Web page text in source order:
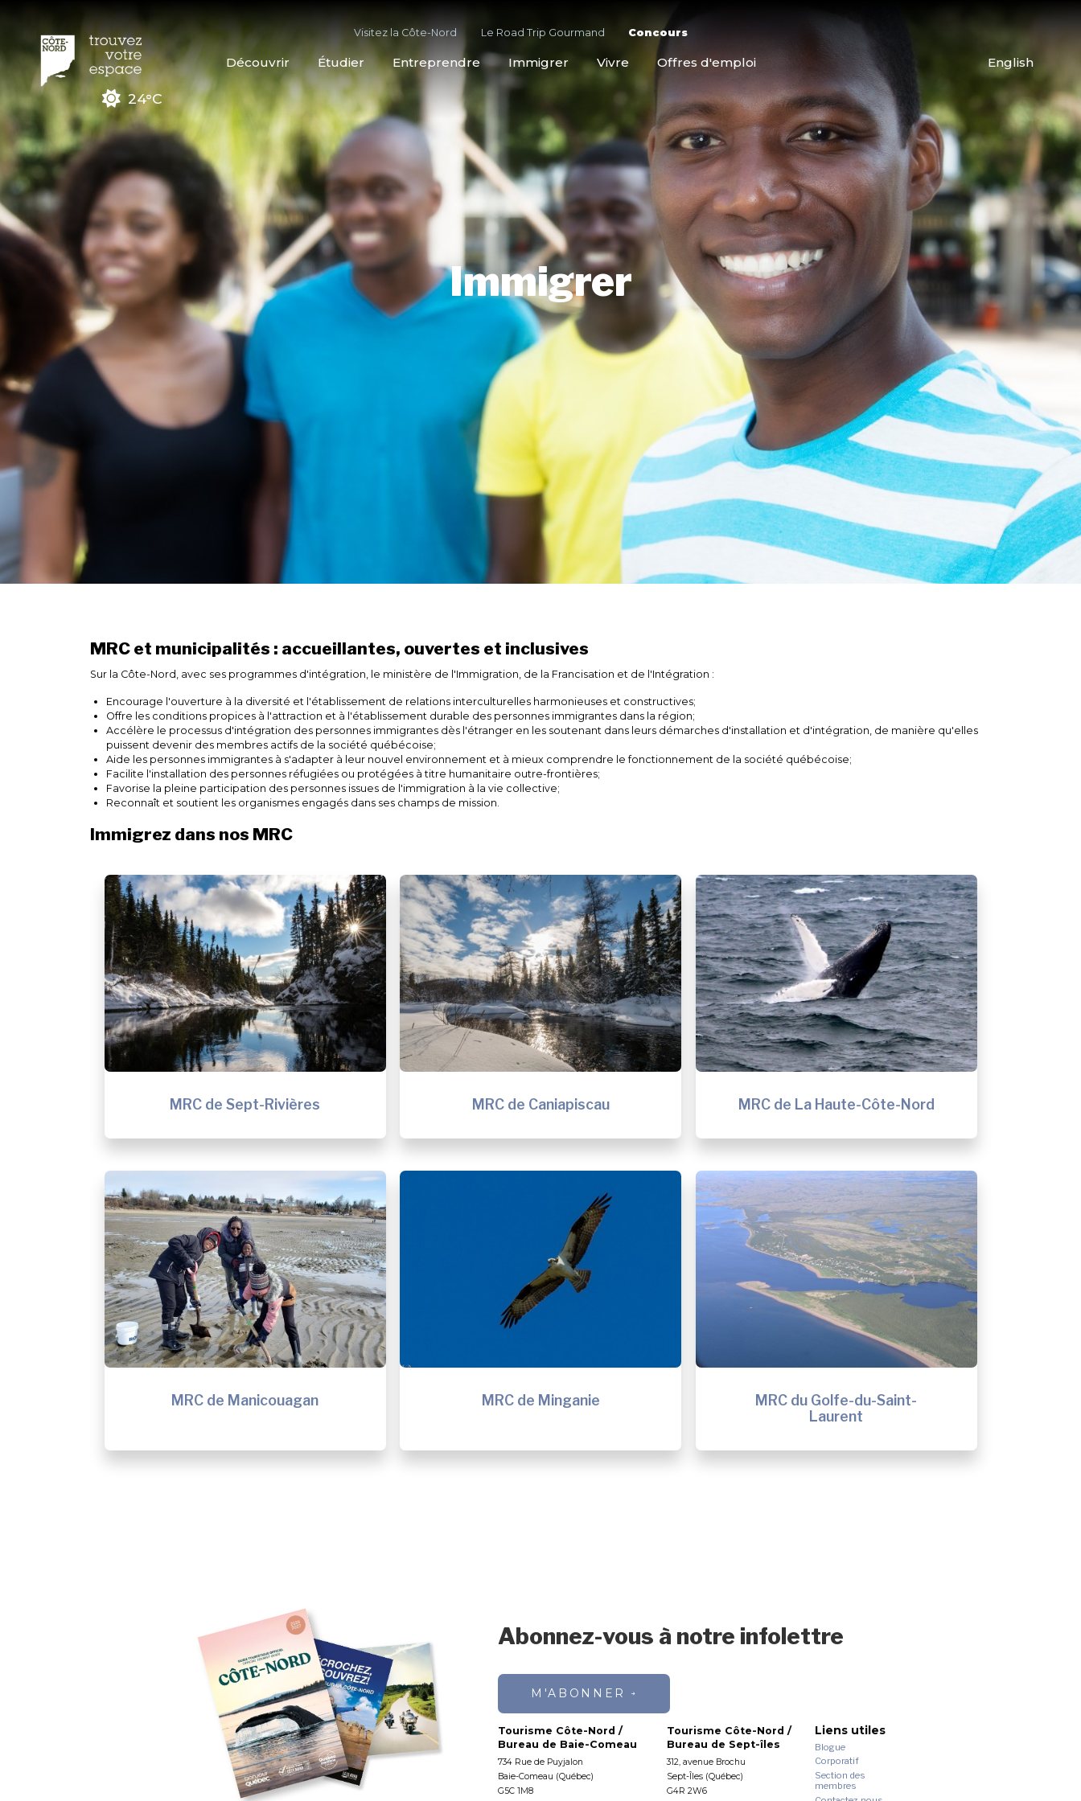
24°C
Visitez la Côte-Nord Le Road Trip Gourmand Concours
Découvrir Étudier Entreprendre Immigrer Vivre Offres d'emploi English
Immigrer
MRC et municipalités : accueillantes, ouvertes et inclusives
Sur la Côte-Nord, avec ses programmes d'intégration, le ministère de l'Immigration, de la Francisation et de l'Intégration :
Encourage l'ouverture à la diversité et l'établissement de relations interculturelles harmonieuses et constructives;
Offre les conditions propices à l'attraction et à l'établissement durable des personnes immigrantes dans la région;
Accélère le processus d'intégration des personnes immigrantes dès l'étranger en les soutenant dans leurs démarches d'installation et d'intégration, de manière qu'elles
puissent devenir des membres actifs de la société québécoise;
Aide les personnes immigrantes à s'adapter à leur nouvel environnement et à mieux comprendre le fonctionnement de la société québécoise;
Facilite l'installation des personnes réfugiées ou protégées à titre humanitaire outre-frontières;
Favorise la pleine participation des personnes issues de l'immigration à la vie collective;
Reconnaît et soutient les organismes engagés dans ses champs de mission.
Immigrez dans nos MRC
MRC de Sept-Rivières MRC de Caniapiscau MRC de La Haute-Côte-Nord
MRC de Manicouagan MRC de Minganie
MRC du Golfe-du-Saint-
Laurent
Abonnez-vous à notre infolettre
M'ABONNER
Tourisme Côte-Nord /
Bureau de Baie-Comeau
734 Rue de Puyjalon
Baie-Comeau (Québec)
G5C 1M8
Tourisme Côte-Nord /
Bureau de Sept-îles
312, avenue Brochu
Sept-Îles (Québec)
G4R 2W6
Liens utiles
Blogue
Corporatif
Section des
membres